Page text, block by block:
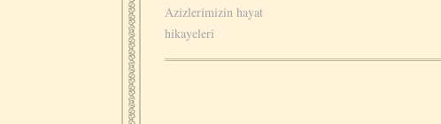
Azizlerimizin hayat
hikayeleri